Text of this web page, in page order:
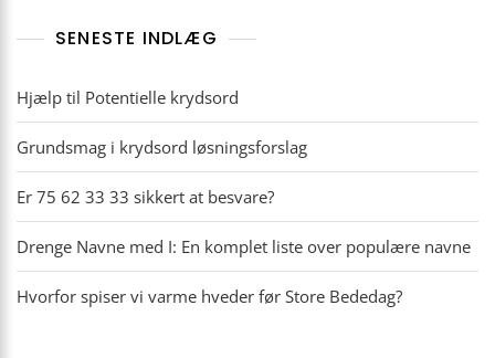
SENESTE INDLÆG
Hjælp til Potentielle krydsord
Grundsmag i krydsord løsningsforslag
Er 75 62 33 33 sikkert at besvare?
Drenge Navne med I: En komplet liste over populære navne
Hvorfor spiser vi varme hveder før Store Bededag?